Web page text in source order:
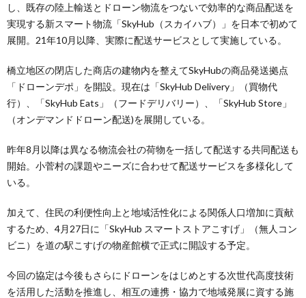
し、既存の陸上輸送とドローン物流をつないで効率的な商品配送を
実現する新スマート物流「SkyHub（スカイハブ）」を日本で初めて
展開。21年10月以降、実際に配送サービスとして実施している。
橋立地区の閉店した商店の建物内を整えてSkyHubの商品発送拠点
「ドローンデポ」を開設。現在は「SkyHub Delivery」（買物代
行）、「SkyHub Eats」（フードデリバリー）、「SkyHub Store」
（オンデマンドドローン配送)を展開している。
昨年8月以降は異なる物流会社の荷物を一括して配送する共同配送も
開始。小菅村の課題やニーズに合わせて配送サービスを多様化して
いる。
加えて、住民の利便性向上と地域活性化による関係人口増加に貢献
するため、4月27日に「SkyHub スマートストアこすげ」（無人コン
ビニ）を道の駅こすげの物産館横で正式に開設する予定。
今回の協定は今後もさらにドローンをはじめとする次世代高度技術
を活用した活動を推進し、相互の連携・協力で地域発展に資する施